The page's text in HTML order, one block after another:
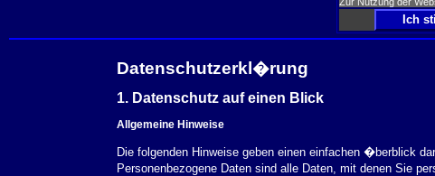
Datenschutzerkl�rung
1. Datenschutz auf einen Blick
Allgemeine Hinweise
Die folgenden Hinweise geben einen einfachen �berblick
Personenbezogene Daten sind alle Daten, mit denen Sie